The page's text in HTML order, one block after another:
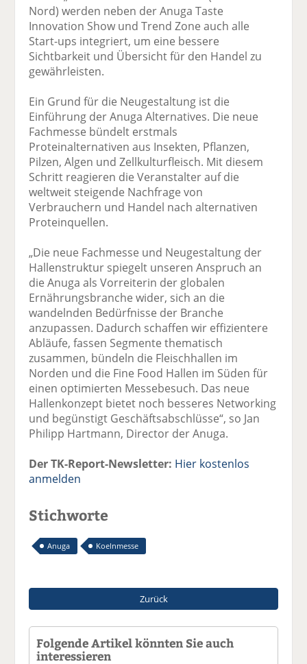
Nord) werden neben der Anuga Taste
Innovation Show und Trend Zone auch alle
Start-ups integriert, um eine bessere
Sichtbarkeit und Übersicht für den Handel zu
gewährleisten.
Ein Grund für die Neugestaltung ist die
Einführung der Anuga Alternatives. Die neue
Fachmesse bündelt erstmals
Proteinalternativen aus Insekten, Pflanzen,
Pilzen, Algen und Zellkulturfleisch. Mit diesem
Schritt reagieren die Veranstalter auf die
weltweit steigende Nachfrage von
Verbrauchern und Handel nach alternativen
Proteinquellen.
„Die neue Fachmesse und Neugestaltung der
Hallenstruktur spiegelt unseren Anspruch an
die Anuga als Vorreiterin der globalen
Ernährungsbranche wider, sich an die
wandelnden Bedürfnisse der Branche
anzupassen. Dadurch schaffen wir effizientere
Abläufe, fassen Segmente thematisch
zusammen, bündeln die Fleischhallen im
Norden und die Fine Food Hallen im Süden für
einen optimierten Messebesuch. Das neue
Hallenkonzept bietet noch besseres Networking
und begünstigt Geschäftsabschlüsse“, so Jan
Philipp Hartmann, Director der Anuga.
Der TK-Report-Newsletter: Hier kostenlos
anmelden
Stichworte
Anuga Koelnmesse
Zurück
Folgende Artikel könnten Sie auch
interessieren